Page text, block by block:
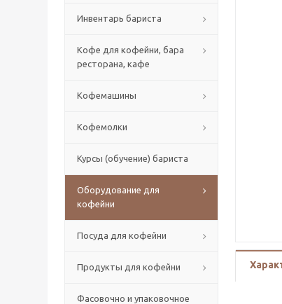
Инвентарь бариста
Кофе для кофейни, бара
ресторана, кафе
Кофемашины
Кофемолки
Курсы (обучение) бариста
Оборудование для
кофейни
Посуда для кофейни
Продукты для кофейни
Фасовочно и упаковочное